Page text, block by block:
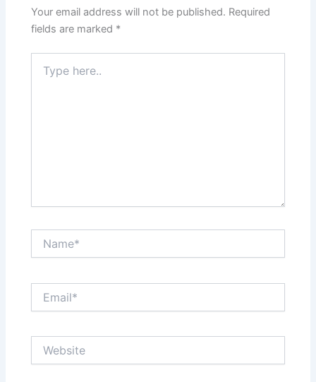
Your email address will not be published. Required
fields are marked *
here..